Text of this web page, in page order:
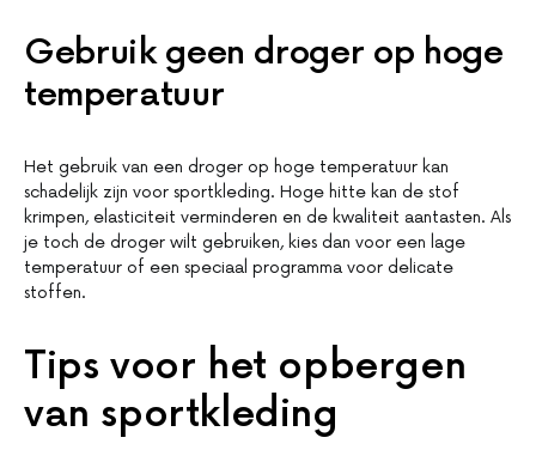
Gebruik geen droger op hoge
temperatuur
Het gebruik van een droger op hoge temperatuur kan
schadelijk zijn voor sportkleding. Hoge hitte kan de stof
krimpen, elasticiteit verminderen en de kwaliteit aantasten. Als
je toch de droger wilt gebruiken, kies dan voor een lage
temperatuur of een speciaal programma voor delicate
stoffen.
Tips voor het opbergen
van sportkleding